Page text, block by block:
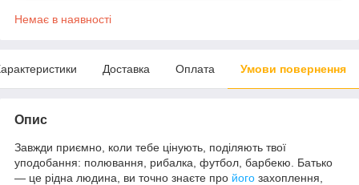
Немає в наявності
Доставка Оплата Умови повернення
Опис
Завжди приємно, коли тебе цінують, поділяють твої
уподобання: полювання, рибалка, футбол, барбекю. Батько
— це рідна людина, ви точно знаєте про його захоплення,